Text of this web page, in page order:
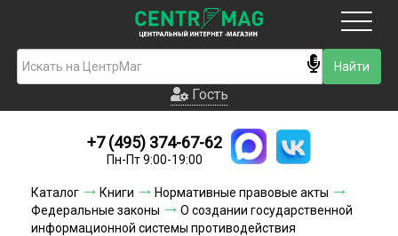
Гость
Новинки
Условия доставки
Условия оплаты
Гость
+7 (495) 374-67-62
Пн-Пт 9:00-19:00
Каталог Книги
Нормативные правовые акты
Федеральные законы
О создании государственной
информационной системы противодействия